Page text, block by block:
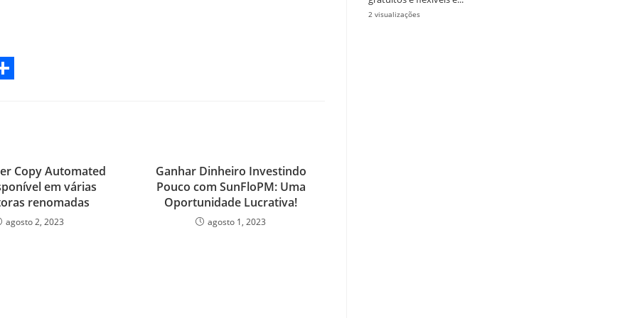
Copy Automated
em várias
renomadas
agosto 2, 2023
Ganhar Dinheiro Investindo
Pouco com SunFloPM: Uma
Oportunidade Lucrativa!
agosto 1, 2023
2 visualizações